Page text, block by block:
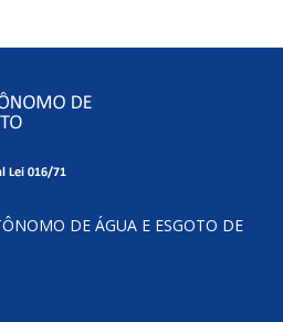
DE ÁGUA E ESGOTO DE